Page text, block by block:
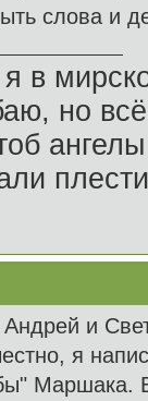
слова и
в
но
и
я
Маршака.